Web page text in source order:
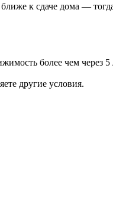
к сдаче дома —
более чем через
другие условия.